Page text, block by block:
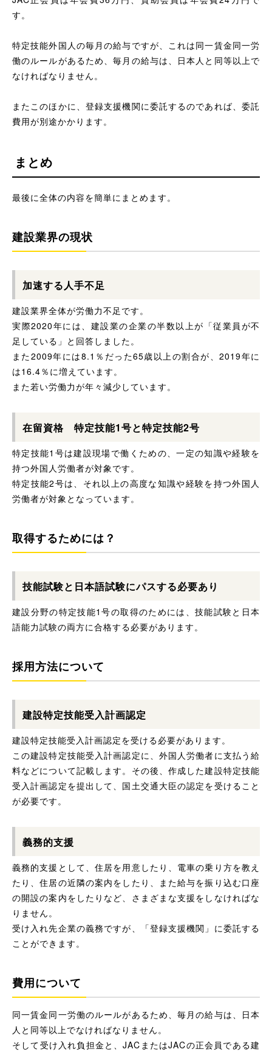
す。
特定技能外国人の毎月の給与ですが、これは同一賃金同一労
働のルールがあるため、毎月の給与は、日本人と同等以上で
なければなりません。
またこのほかに、登録支援機関に委託するのであれば、委託
費用が別途かかります。
まとめ
最後に全体の内容を簡単にまとめます。
建設業界の現状
加速する人手不足
建設業界全体が労働力不足です。
実際2020年には、建設業の企業の半数以上が「従業員が不
足している」と回答しました。
また2009年には8.1％だった65歳以上の割合が、2019年に
は16.4％に増えています。
また若い労働力が年々減少しています。
在留資格 特定技能1号と特定技能2号
特定技能1号は建設現場で働くための、一定の知識や経験を
持つ外国人労働者が対象です。
特定技能2号は、それ以上の高度な知識や経験を持つ外国人
労働者が対象となっています。
取得するためには？
技能試験と日本語試験にパスする必要あり
建設分野の特定技能1号の取得のためには、技能試験と日本
語能力試験の両方に合格する必要があります。
採用方法について
建設特定技能受入計画認定
建設特定技能受入計画認定を受ける必要があります。
この建設特定技能受入計画認定に、外国人労働者に支払う給
料などについて記載します。その後、作成した建設特定技能
受入計画認定を提出して、国土交通大臣の認定を受けること
が必要です。
義務的支援
義務的支援として、住居を用意したり、電車の乗り方を教え
たり、住居の近隣の案内をしたり、また給与を振り込む口座
の開設の案内をしたりなど、さまざまな支援をしなければな
りません。
受け入れ先企業の義務ですが、「登録支援機関」に委託する
ことができます。
費用について
同一賃金同一労働のルールがあるため、毎月の給与は、日本
人と同等以上でなければなりません。
そして受け入れ負担金と、JACまたはJACの正会員である建